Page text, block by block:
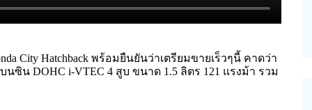
City Hatchback พร้อมยืนยันว่าเตรียมขายเร็วๆนี้ คาดว่า
ซิน DOHC i-VTEC 4 สูบ ขนาด 1.5 ลิตร 121 แรงม้า รวม